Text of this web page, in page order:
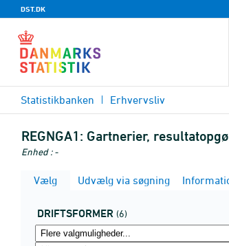
DST.DK
Statistikbanken Erhvervsliv
REGNGA1: Gartnerier,
Enhed : -
Vælg Udvælg via søgning
DRIFTSFORMER (6)